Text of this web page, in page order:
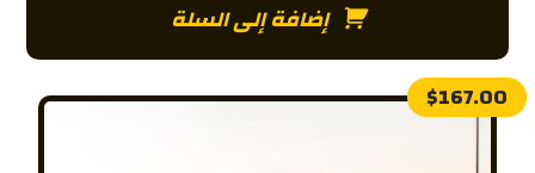
إضافة إلى السلة
$167.00